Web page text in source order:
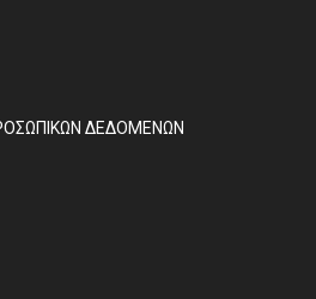
ΔΕΔΟΜΕΝΩΝ